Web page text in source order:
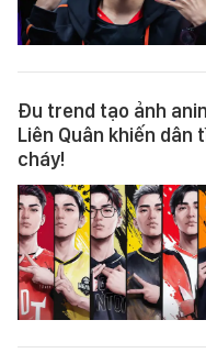
Đu trend tạo ảnh
Liên Quân khiến dân
cháy!